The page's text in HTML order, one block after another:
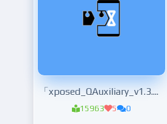
「xposed_QAuxiliary_v1.3.9」qq增强模块
15963 5 0